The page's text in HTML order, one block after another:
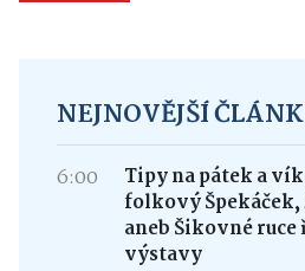
NEJNOVĚJŠÍ
6:00
Tipy na pátek a
folkový
aneb Šikovné
výstavy